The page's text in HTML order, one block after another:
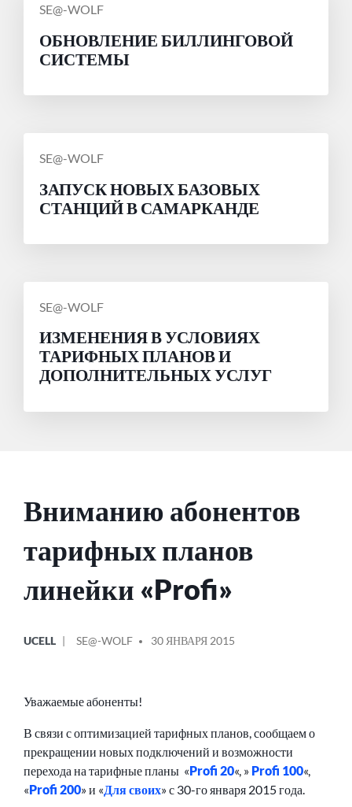
СООБЩЕНИЕ
SE@-WOLF
ОБНОВЛЕНИЕ БИЛЛИНГОВОЙ
СИСТЕМЫ
СООБЩЕНИЕ
SE@-WOLF
ЗАПУСК НОВЫХ БАЗОВЫХ
СТАНЦИЙ В САМАРКАНДЕ
СООБЩЕНИЕ
SE@-WOLF
ИЗМЕНЕНИЯ В УСЛОВИЯХ
ТАРИФНЫХ ПЛАНОВ И
ДОПОЛНИТЕЛЬНЫХ УСЛУГ
Вниманию абонентов
тарифных планов
линейки «Profi»
В
UCELL
ОТ
SE@-WOLF 30 ЯНВАРЯ 2015
Уважаемые абоненты!
В связи с оптимизацией тарифных планов, сообщаем о
прекращении новых подключений и возможности
перехода на тарифные планы «Profi 20«, » Profi 100«,
«Profi 200» и «Для своих» с 30-го января 2015 года.